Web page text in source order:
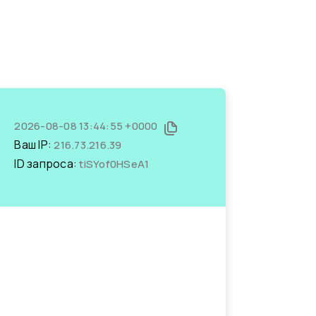
2026-08-08 13:44:55 +0000
Ваш IP:216.73.216.39
ID запроса:tiSYof0HSeA1